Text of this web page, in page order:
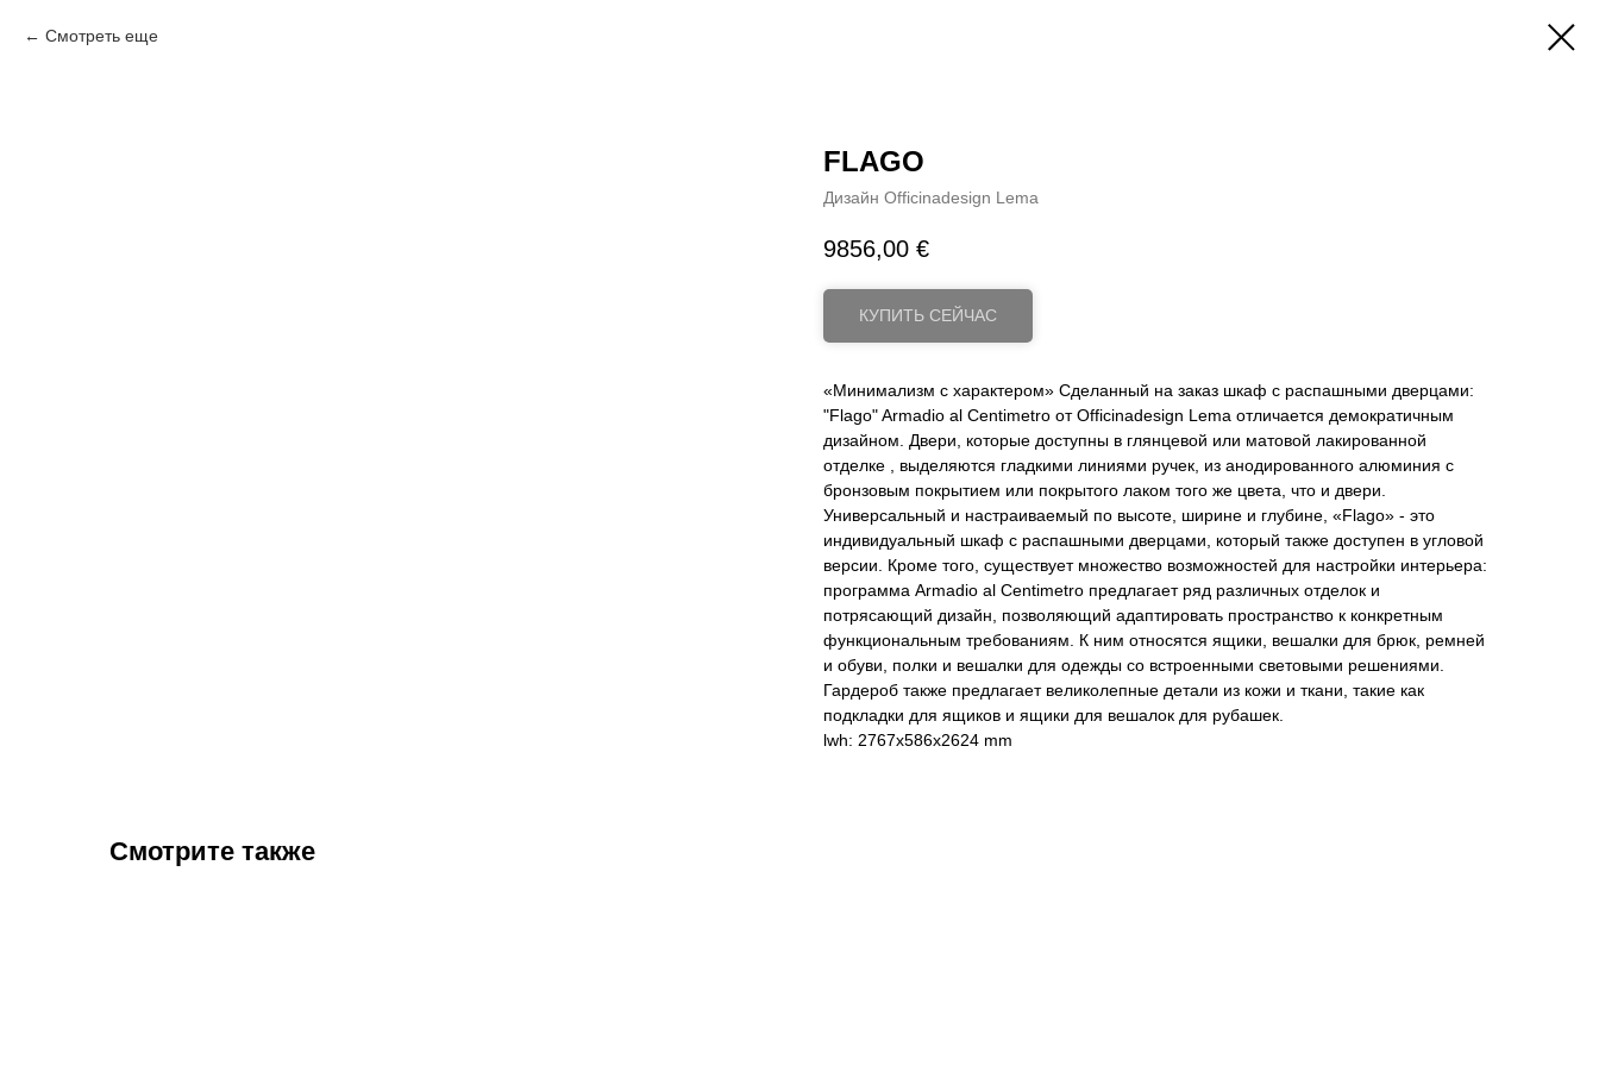
Смотреть еще
FLAGO
Дизайн Officinadesign Lema
9856,00 €
КУПИТЬ СЕЙЧАС
«Минимализм с характером» Сделанный на заказ шкаф с распашными дверцами:
"Flago" Armadio al Centimetro от Officinadesign Lema отличается демократичным
дизайном. Двери, которые доступны в глянцевой или матовой лакированной
отделке , выделяются гладкими линиями ручек, из анодированного алюминия с
бронзовым покрытием или покрытого лаком того же цвета, что и двери.
Универсальный и настраиваемый по высоте, ширине и глубине, «Flago» - это
индивидуальный шкаф с распашными дверцами, который также доступен в угловой
версии. Кроме того, существует множество возможностей для настройки интерьера:
программа Armadio al Centimetro предлагает ряд различных отделок и
потрясающий дизайн, позволяющий адаптировать пространство к конкретным
функциональным требованиям. К ним относятся ящики, вешалки для брюк, ремней
и обуви, полки и вешалки для одежды со встроенными световыми решениями.
Гардероб также предлагает великолепные детали из кожи и ткани, такие как
подкладки для ящиков и ящики для вешалок для рубашек.
lwh: 2767x586x2624 mm
Смотрите также